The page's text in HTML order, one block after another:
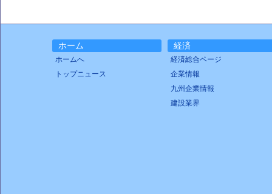
ホーム
ホームへ
トップニュース
経済
経済総合ページ
企業情報
九州企業情報
建設業界